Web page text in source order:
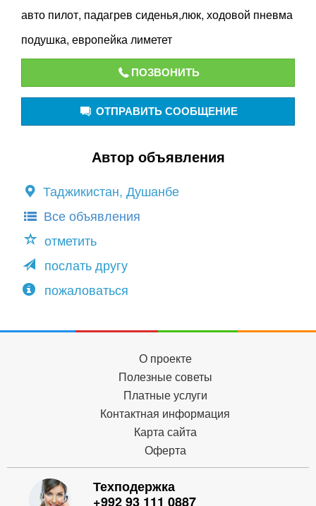
авто пилот, падагрев сиденья,люк, ходовой пневма
подушка, европейка лиметет
ПОЗВОНИТЬ
ОТПРАВИТЬ СООБЩЕНИЕ
Автор объявления
Таджикистан, Душанбе
Все объявления
отметить
послать другу
пожаловаться
О проекте
Полезные советы
Платные услуги
Контактная информация
Карта сайта
Оферта
Техподержка
+992 93 111 0887